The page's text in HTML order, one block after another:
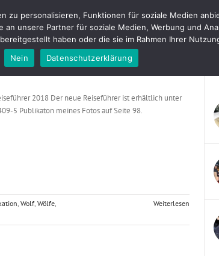
Buchungen & Preise Kontakt Blog About me
Reiseführer 2018
2018 Der neue Reiseführer ist erhältlich unter
5 Publikaton meines Fotos auf Seite 98.
, Wolf, Wölfe,
Weiterlesen
zu personalisieren, Funktionen für soziale Medien
unsere Partner für soziale Medien, Werbung und
haben oder die sie im Rahmen Ihrer
Nein Datenschutzerklärung